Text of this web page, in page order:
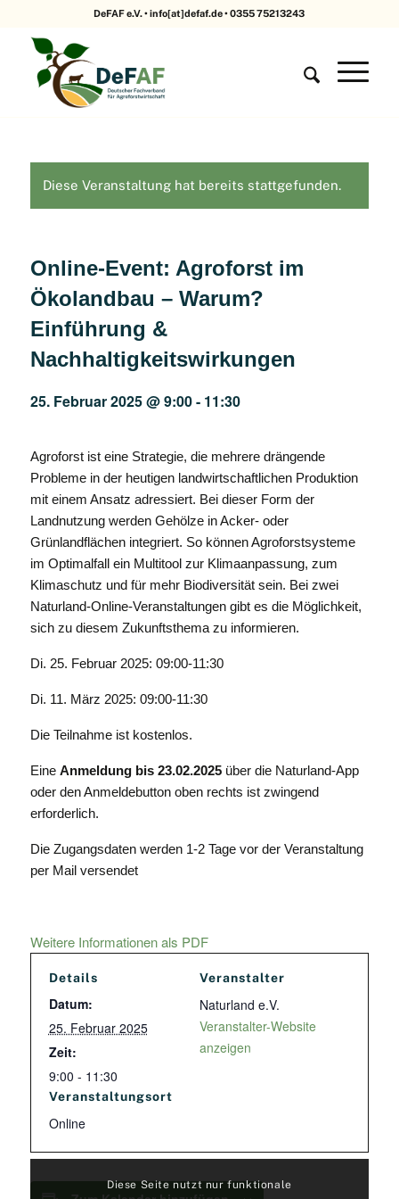
DeFAF e.V. • info[at]defaf.de • 0355 75213243
Diese Veranstaltung hat bereits stattgefunden.
Online-Event: Agroforst im
Ökolandbau – Warum?
Einführung &
Nachhaltigkeitswirkungen
25. Februar 2025 @ 9:00- 11:30
Agroforst ist eine Strategie, die mehrere drängende
Probleme in der heutigen landwirtschaftlichen Produktion
mit einem Ansatz adressiert. Bei dieser Form der
Landnutzung werden Gehölze in Acker- oder
Grünlandflächen integriert. So können Agroforstsysteme
im Optimalfall ein Multitool zur Klimaanpassung, zum
Klimaschutz und für mehr Biodiversität sein. Bei zwei
Naturland-Online-Veranstaltungen gibt es die Möglichkeit,
sich zu diesem Zukunftsthema zu informieren.
Di. 25. Februar 2025: 09:00-11:30
Di. 11. März 2025: 09:00-11:30
Die Teilnahme ist kostenlos.
Eine Anmeldung bis 23.02.2025über die Naturland-App
oder den Anmeldebutton oben rechts ist zwingend
erforderlich.
Die Zugangsdaten werden 1-2 Tage vor der Veranstaltung
per Mail versendet
Weitere Informationen als PDF
Details
Datum:
25. Februar 2025
Zeit:
9:00 - 11:30
Veranstalter
Naturland e.V.
Veranstalter-Website
anzeigen
Veranstaltungsort
Online
Diese Seite nutzt nur funktionale